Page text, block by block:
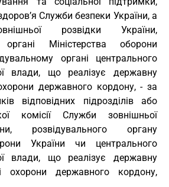
Служби безпеки України, а
розвідки України,
органі Міністерства оборони
органі центрального
влади, що реалізує державну
державного кордону, - за
відповідних підрозділів або
комісії Служби зовнішньої
розвідувального органу
України чи центрального
влади, що реалізує державну
охорони державного кордону,